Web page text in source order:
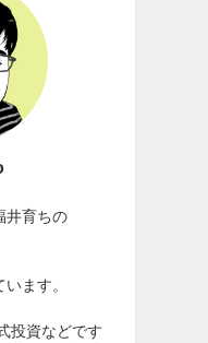
井育ちの
ます。
投資などです